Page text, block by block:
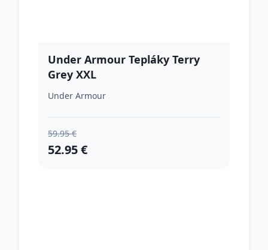
Under Armour Tepláky Terry
Grey XXL
Under Armour
59.95 €
52.95 €